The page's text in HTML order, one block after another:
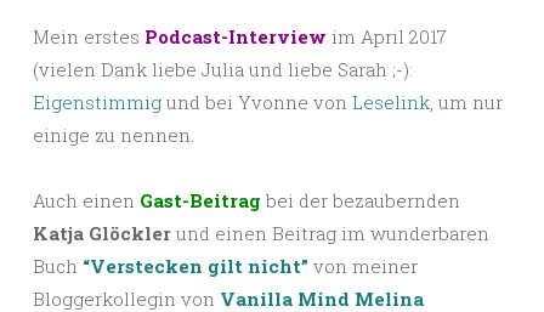
Mein erstes Podcast-Interview im April 2017
(vielen Dank liebe Julia und liebe Sarah ;-):
Eigenstimmig und bei Yvonne von Leselink, um nur
einige zu nennen.
Auch einen Gast-Beitrag bei der bezaubernden
Katja Glöckler und einen Beitrag im wunderbaren
Buch “Verstecken gilt nicht” von meiner
Bloggerkollegin von Vanilla Mind Melina